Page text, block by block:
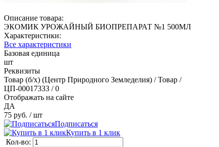
Описание товара:
ЭКОМИК УРОЖАЙНЫЙ БИОПРЕПАРАТ №1 500МЛ
Характеристики:
Все характеристики
Базовая единица
шт
Реквизиты
Товар (б/х) (Центр Природного Земледелия) / Товар /
ЦП-00017333 / 0
Отображать на сайте
ДА
75 руб. / шт
Подписаться
Купить в 1 клик
Кол-во: